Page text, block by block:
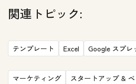
関連トピック:
テンプレート Excel Google スプレ
マーケティング スタートアップ &